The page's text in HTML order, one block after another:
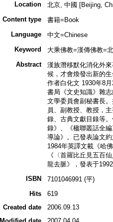
Location
北京, 中國 [Beijing,
Content type
書籍=Book
Language
中文=Chinese
Keyword
大乘佛教=漢傳佛教=
Abstract
漢族潛移默化消化外
候，才會煥發出新的
作者白化文 1930年8
書局《文史知識》雜
文學委員會副秘書長
員、副教授、教授，
錄、古典文獻目錄等
錄》、《楹聯叢話全
導論》。已發表論文
1984年英譯文載《哈
《〈首羅比丘見五百
龍去脈》，發表于
ISBN
7101046991 (平)
Hits
619
Created date
2006.09.13